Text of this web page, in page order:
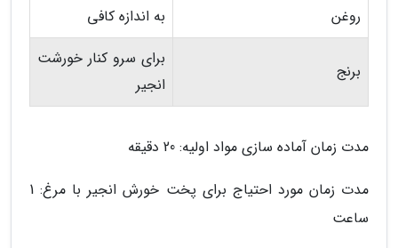
روغن
به اندازه کافی
برنج
برای سرو کنار خورشت
انجیر
مدت زمان آماده سازی مواد اولیه: 20 دقیقه
مدت زمان مورد احتیاج برای پخت خورش انجیر با مرغ: 1
ساعت